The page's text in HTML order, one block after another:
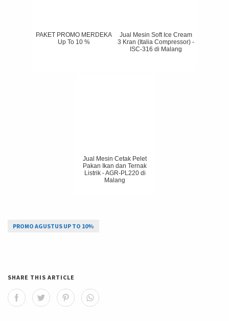
PAKET PROMO MERDEKA
Up To 10 %
Jual Mesin Soft Ice Cream
3 Kran (Italia Compressor) -
ISC-316 di Malang
Jual Mesin Cetak Pelet
Pakan Ikan dan Ternak
Listrik - AGR-PL220 di
Malang
PROMO AGUSTUS UP TO 10%
SHARE THIS ARTICLE